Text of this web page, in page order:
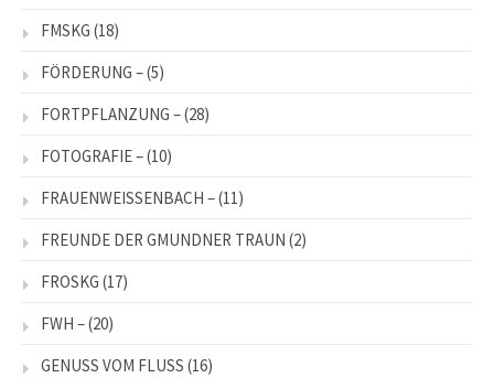
FMSKG (18)
FÖRDERUNG –(5)
FORTPFLANZUNG –(28)
FOTOGRAFIE –(10)
FRAUENWEISSENBACH –(11)
FREUNDE DER GMUNDNER TRAUN (2)
FROSKG (17)
FWH –(20)
GENUSS VOM FLUSS (16)